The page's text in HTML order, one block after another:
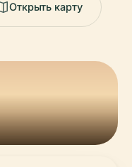
Открыть карту